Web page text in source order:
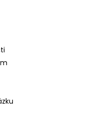
17